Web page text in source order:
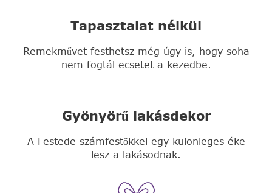
Tapasztalat nélkül
Remekművet festhetsz még úgy is, hogy soha
nem fogtál ecsetet a kezedbe.
Gyönyörű lakásdekor
A Festede számfestőkkel egy különleges éke
lesz a lakásodnak.